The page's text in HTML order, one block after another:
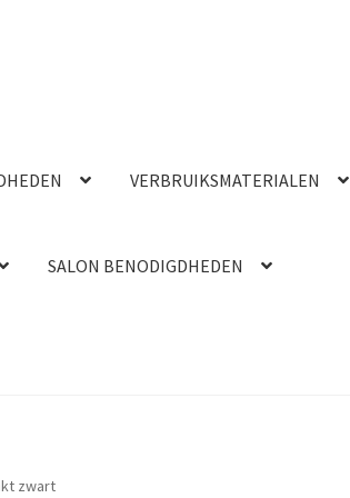
VERBRUIKSMATERIALEN
SALON BENODIGDHEDEN
zwart